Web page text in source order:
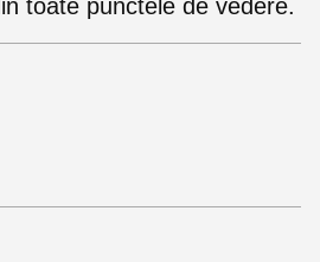
toate punctele de vedere.